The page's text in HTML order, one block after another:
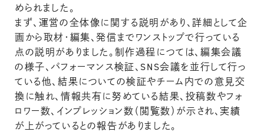
められました。
まず、運営の全体像に関する説明があり、詳細として企
画から取材・編集、発信までワンストップで行っている
点の説明がありました。制作過程につては、編集会議
の様子、パフォーマンス検証、SNS会議を並行して行っ
ている他、結果についての検証やチーム内での意見交
換に触れ、情報共有に努めている結果、投稿数やフォ
ロワー数、インプレッション数（閲覧数）が示され、実績
が上がっているとの報告がありました。